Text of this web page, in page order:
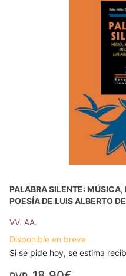
PALABRA SILENTE:
POESÍA DE LUIS ALBERTO
VV. AA.
Disponible en breve
Si se pide hoy, se estima